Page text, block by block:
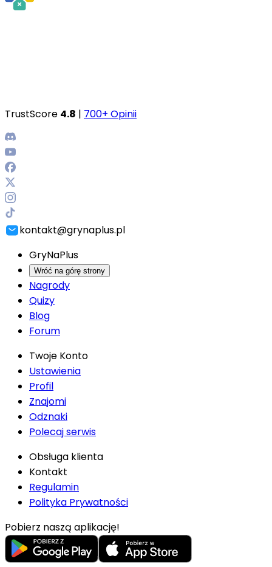
TrustScore 4.8 | 700+ Opinii
kontakt@grynaplus.pl
GryNaPlus
Wróć na górę strony
Nagrody
Quizy
Blog
Forum
Twoje Konto
Ustawienia
Profil
Znajomi
Odznaki
Polecaj serwis
Obsługa klienta
Kontakt
Regulamin
Polityka Prywatności
Pobierz naszą aplikację!